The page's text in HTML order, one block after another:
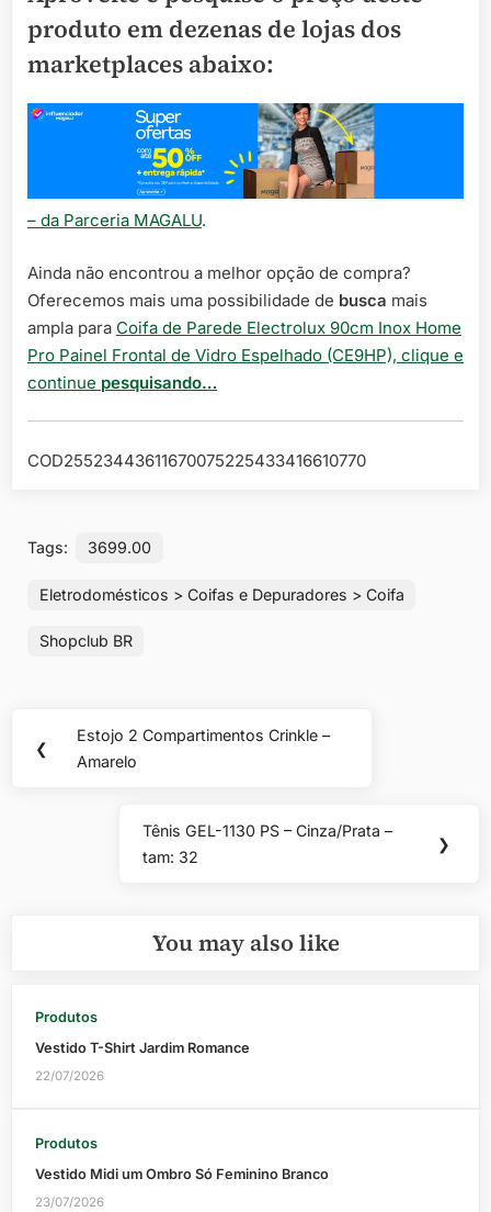
produto em dezenas de lojas dos
marketplaces abaixo:
– da Parceria MAGALU.
Ainda não encontrou a melhor opção de compra?
Oferecemos mais uma possibilidade de busca mais
ampla para Coifa de Parede Electrolux 90cm Inox Home
Pro Painel Frontal de Vidro Espelhado (CE9HP), clique e
continue pesquisando…
COD25523443611670075225433416610770
Tags: 3699.00
Eletrodomésticos > Coifas e Depuradores > Coifa
Shopclub BR
Navegação
de
❮
Previous
Post:
Estojo 2 Compartimentos Crinkle –
Amarelo
Next
Post:
Tênis GEL-1130 PS – Cinza/Prata –
tam: 32
❯
You may also like
Produtos
Vestido T-Shirt Jardim Romance
22/07/2026
Produtos
Vestido Midi um Ombro Só Feminino Branco
23/07/2026